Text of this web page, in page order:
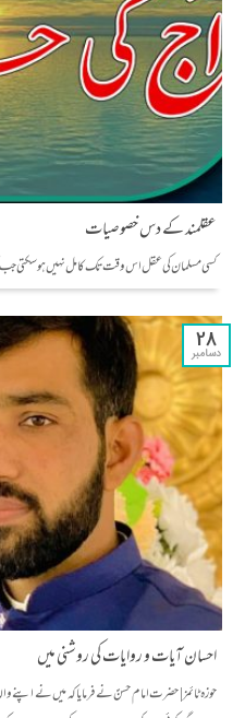
عقلمند کے دس خصوصیات
کسی مسلمان کی عقل اس وقت تک کامل نہیں ہو سکتی
28
دسامبر
احسان آیات و روایات کی روشنی میں
حوزہ ٹائمز | حضرت امام حسنؑ نے فرمایا کہ میں نے